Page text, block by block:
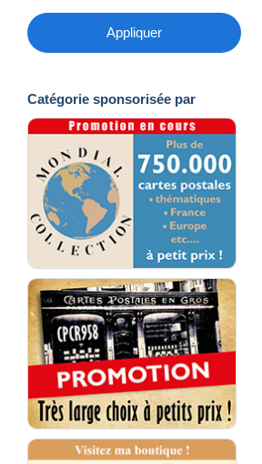
Appliquer
Catégorie sponsorisée par